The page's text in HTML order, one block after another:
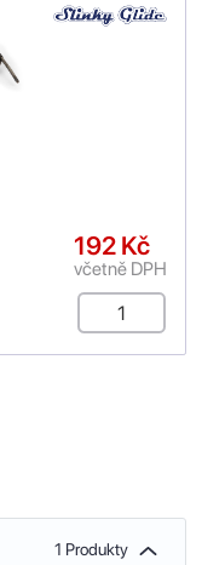
192 Kč
včetně DPH
1 Produkty